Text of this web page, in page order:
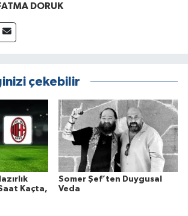
DORUK
çekebilir
Kaçta,
Somer Şef’ten Duygusal
Veda